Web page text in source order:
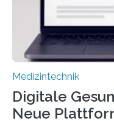
Einfluss nehmen. Das
Medizintechnik
Digitale
Neue